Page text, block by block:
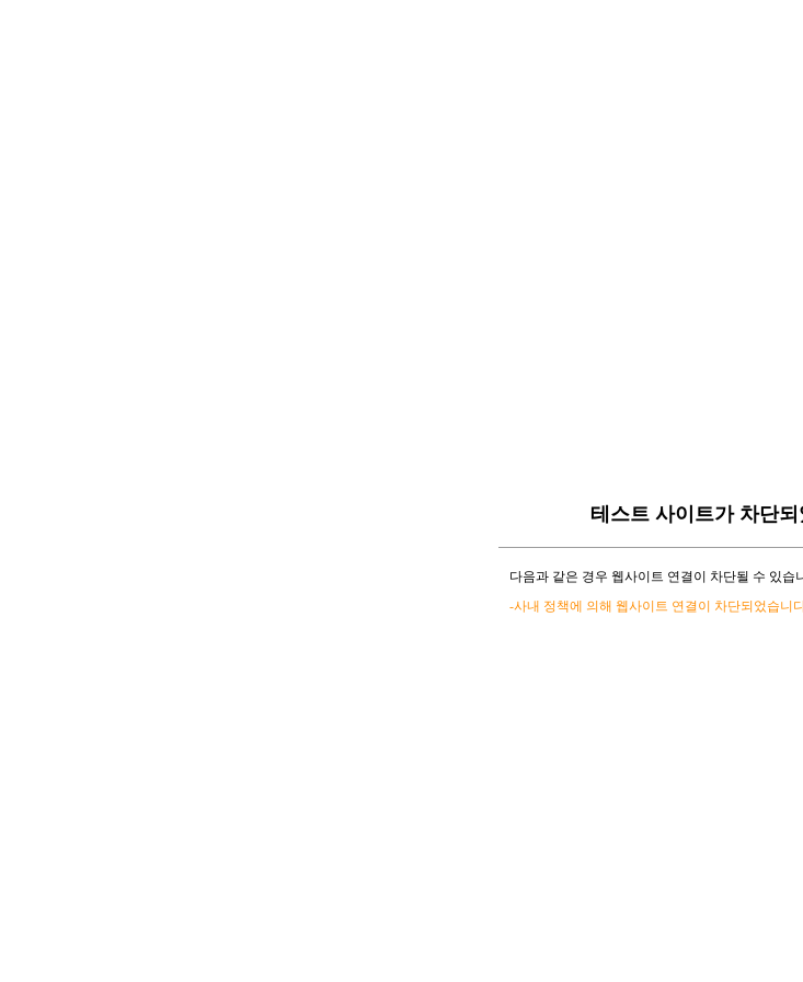
테스트 사이트가 차단
다음과 같은 경우 웹사이트 연결이 차단될 수 있습
-사내 정책에 의해 웹사이트 연결이 차단되었습니